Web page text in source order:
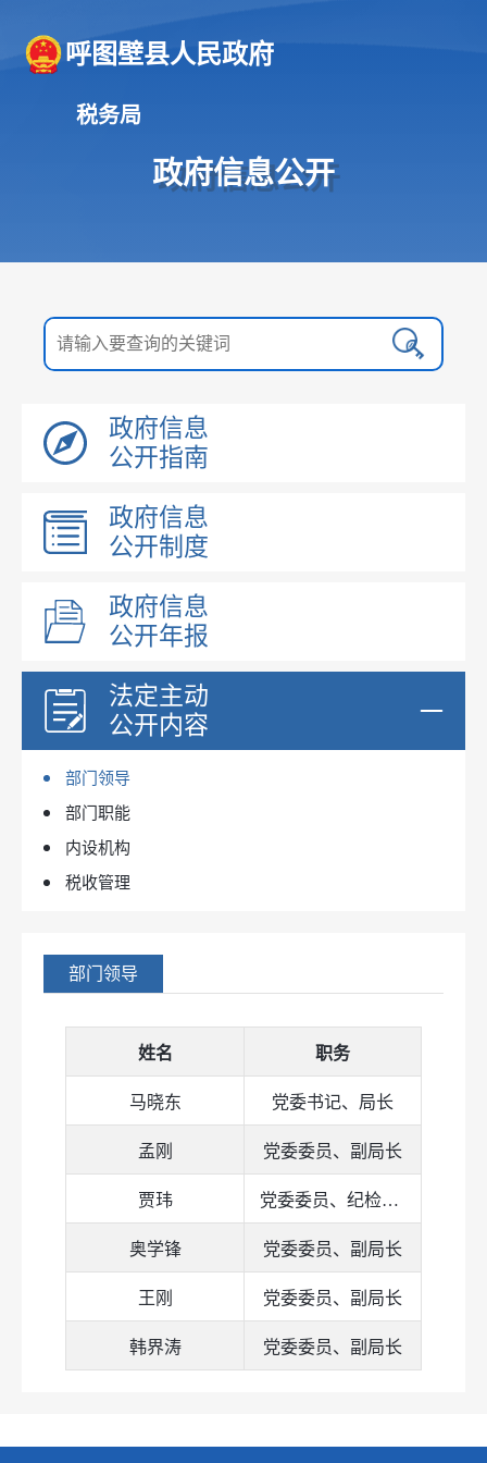
呼图壁县人民政府
税务局
政府信息公开
政府信息
公开指南
政府信息
公开制度
政府信息
公开年报
法定主动
公开内容
部门领导
部门职能
内设机构
税收管理
部门领导
姓名 职务
马晓东 党委书记、局长
孟刚 党委委员、副局长
贾玮 党委委员、纪检组组长
奥学锋 党委委员、副局长
王刚 党委委员、副局长
韩界涛 党委委员、副局长